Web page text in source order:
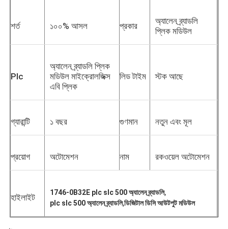
শর্ত ১০০% আসল প্রকার
অ্যালেন ব্র্যাডলি
প্লিক মডিউল
Plc
অ্যালেন ব্র্যাডলি প্লিক
মডিউল মাইক্রোলজিক্স
এবি প্লিক
লিড টাইম স্টক আছে
গ্যারান্টি ১ বছর গুণমান নতুন এবং মূল
প্রয়োগ অটোমেশন নাম রকওয়েল অটোমেশন
হাইলাইট 1746-0B32E plc slc 500 অ্যালেন ব্র্যাডলি,
plc slc 500 অ্যালেন ব্র্যাডলি,ডিজিটাল ডিসি আউটপুট মডিউল